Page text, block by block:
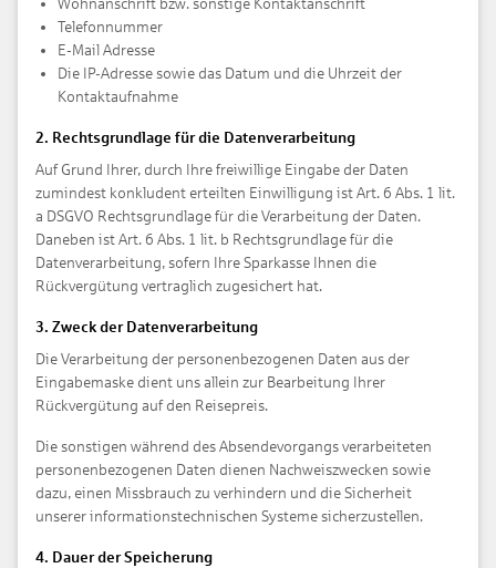
Wohnanschrift bzw. sonstige Kontaktanschrift
Telefonnummer
E-Mail Adresse
Die IP-Adresse sowie das Datum und die Uhrzeit der
Kontaktaufnahme
2. Rechtsgrundlage für die Datenverarbeitung
Auf Grund Ihrer, durch Ihre freiwillige Eingabe der Daten
zumindest konkludent erteilten Einwilligung ist Art. 6 Abs. 1 lit.
a DSGVO Rechtsgrundlage für die Verarbeitung der Daten.
Daneben ist Art. 6 Abs. 1 lit. b Rechtsgrundlage für die
Datenverarbeitung, sofern Ihre Sparkasse Ihnen die
Rückvergütung vertraglich zugesichert hat.
3. Zweck der Datenverarbeitung
Die Verarbeitung der personenbezogenen Daten aus der
Eingabemaske dient uns allein zur Bearbeitung Ihrer
Rückvergütung auf den Reisepreis.
Die sonstigen während des Absendevorgangs verarbeiteten
personenbezogenen Daten dienen Nachweiszwecken sowie
dazu, einen Missbrauch zu verhindern und die Sicherheit
unserer informationstechnischen Systeme sicherzustellen.
4. Dauer der Speicherung